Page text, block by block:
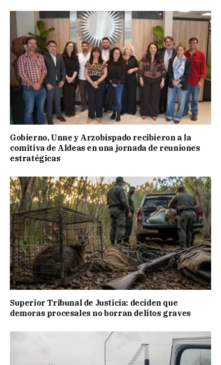
Gobierno, Unne y Arzobispado recibieron a la
comitiva de Aldeas en una jornada de reuniones
estratégicas
Superior Tribunal de Justicia: deciden que
demoras procesales no borran delitos graves